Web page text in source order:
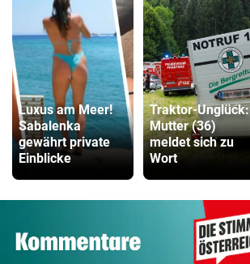
ZUM VERGLEICH
Hoverboard Vergleich
ZUM VERGLEICH
Kinderfahrrad Vergleich
ZUM VERGLEICH
Luxus am Meer!
Sabalenka
gewährt private
Einblicke
Traktor-Unglück:
Mutter (36)
meldet sich zu
Wort